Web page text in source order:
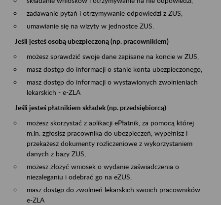
zadawanie pytań i otrzymywanie odpowiedzi z ZUS,
umawianie się na wizyty w jednostce ZUS.
Jeśli jesteś osobą ubezpieczoną (np. pracownikiem)
możesz sprawdzić swoje dane zapisane na koncie w ZUS,
masz dostęp do informacji o stanie konta ubezpieczonego,
masz dostęp do informacji o wystawionych zwolnieniach
lekarskich - e-ZLA
Jeśli jesteś płatnikiem składek (np. przedsiębiorcą)
możesz skorzystać z aplikacji ePłatnik, za pomocą której
m.in. zgłosisz pracownika do ubezpieczeń, wypełnisz i
przekażesz dokumenty rozliczeniowe z wykorzystaniem
danych z bazy ZUS,
możesz złożyć wniosek o wydanie zaświadczenia o
niezaleganiu i odebrać go na eZUS,
masz dostęp do zwolnień lekarskich swoich pracowników -
e-ZLA